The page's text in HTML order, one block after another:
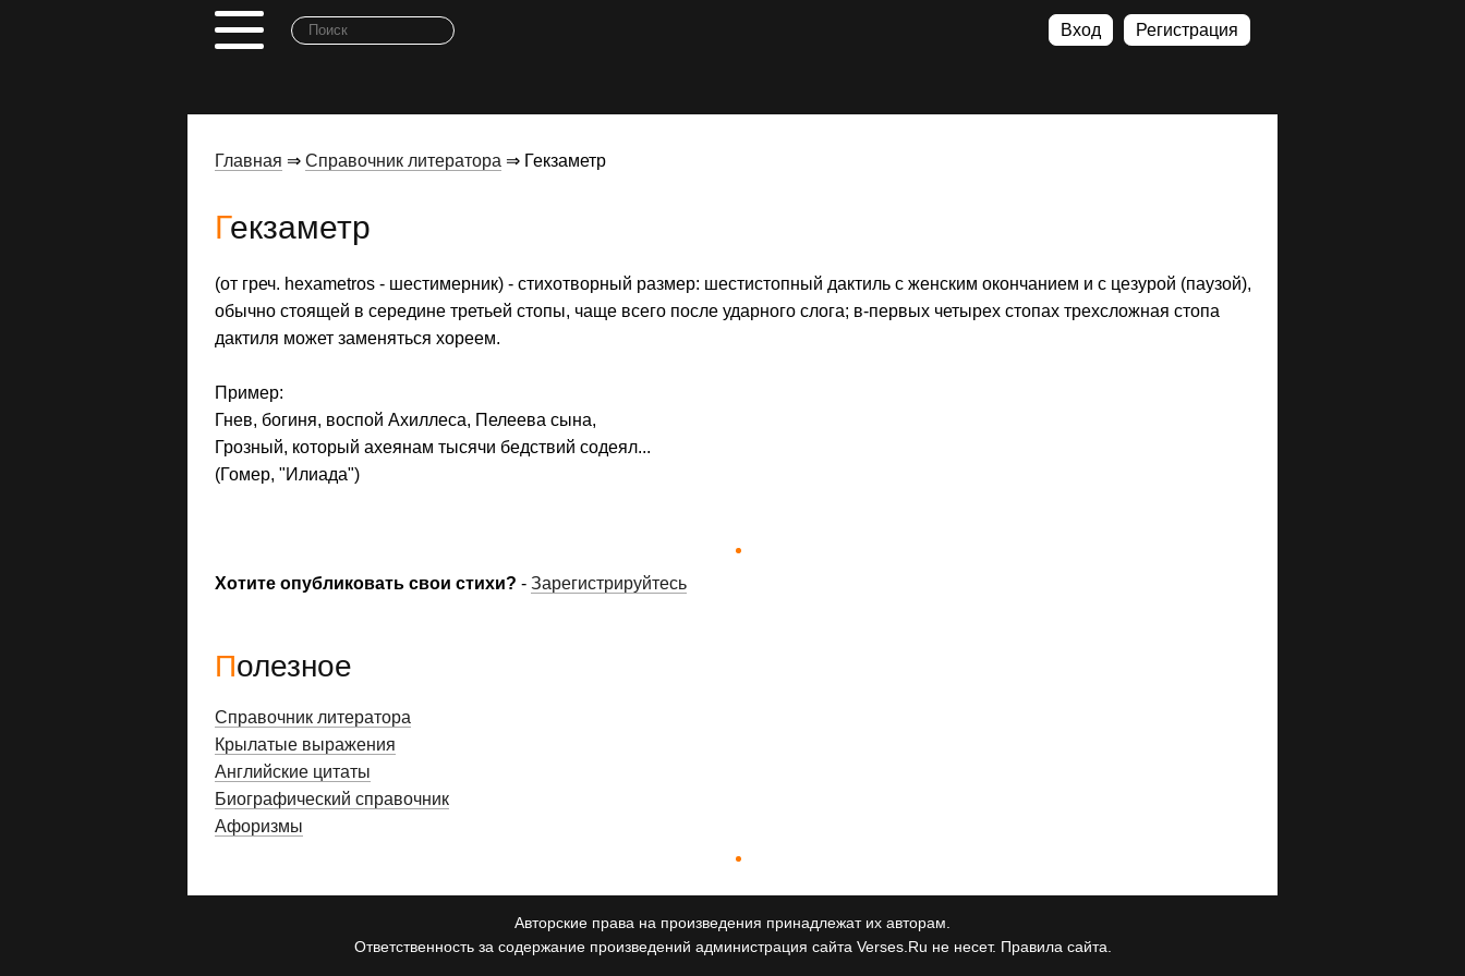
Вход Регистрация
Хотите опубликовать свои стихи? - Зарегистрируйтесь
Главная ⇒ Справочник литератора ⇒ Гекзаметр
Гекзаметр
(от греч. hexametros - шестимерник) - стихотворный размер: шестистопный дактиль с женским окончанием и с цезурой (паузой),
обычно стоящей в середине третьей стопы, чаще всего после ударного слога; в-первых четырех стопах трехсложная стопа
дактиля может заменяться хореем.
Пример:
Гнев, богиня, воспой Ахиллеса, Пелеева сына,
Грозный, который ахеянам тысячи бедствий содеял...
(Гомер, "Илиада")
Полезное
Справочник литератора
Крылатые выражения
Английские цитаты
Биографический справочник
Афоризмы
Авторские права на произведения принадлежат их авторам.
Ответственность за содержание произведений администрация сайта Verses.Ru не несет. Правила сайта